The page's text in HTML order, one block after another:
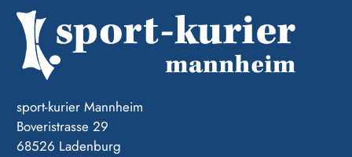
sport-kurier Mannheim
Boveristrasse 29
68526 Ladenburg